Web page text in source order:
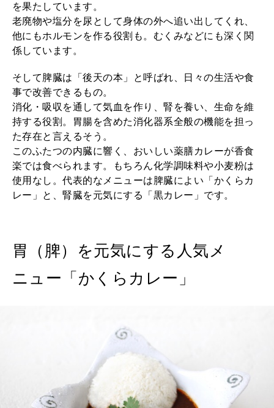
を果たしています。
老廃物や塩分を尿として身体の外へ追い出してくれ、
他にもホルモンを作る役割も。むくみなどにも深く関
係しています。
そして脾臓は「後天の本」と呼ばれ、日々の生活や食
事で改善できるもの。
消化・吸収を通して気血を作り、腎を養い、生命を維
持する役割。胃腸を含めた消化器系全般の機能を担っ
た存在と言えるそう。
このふたつの内臓に響く、おいしい薬膳カレーが香食
楽では食べられます。もちろん化学調味料や小麦粉は
使用なし。代表的なメニューは脾臓によい「かくらカ
レー」と、腎臓を元気にする「黒カレー」です。
胃（脾）を元気にする人気メ
ニュー「かくらカレー」